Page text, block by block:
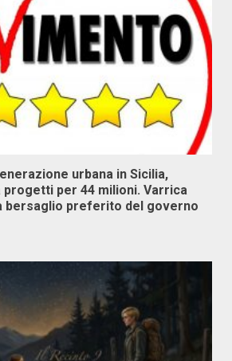
urbana in Sicilia,
progetti per 44 milioni. Varrica
bersaglio preferito del governo